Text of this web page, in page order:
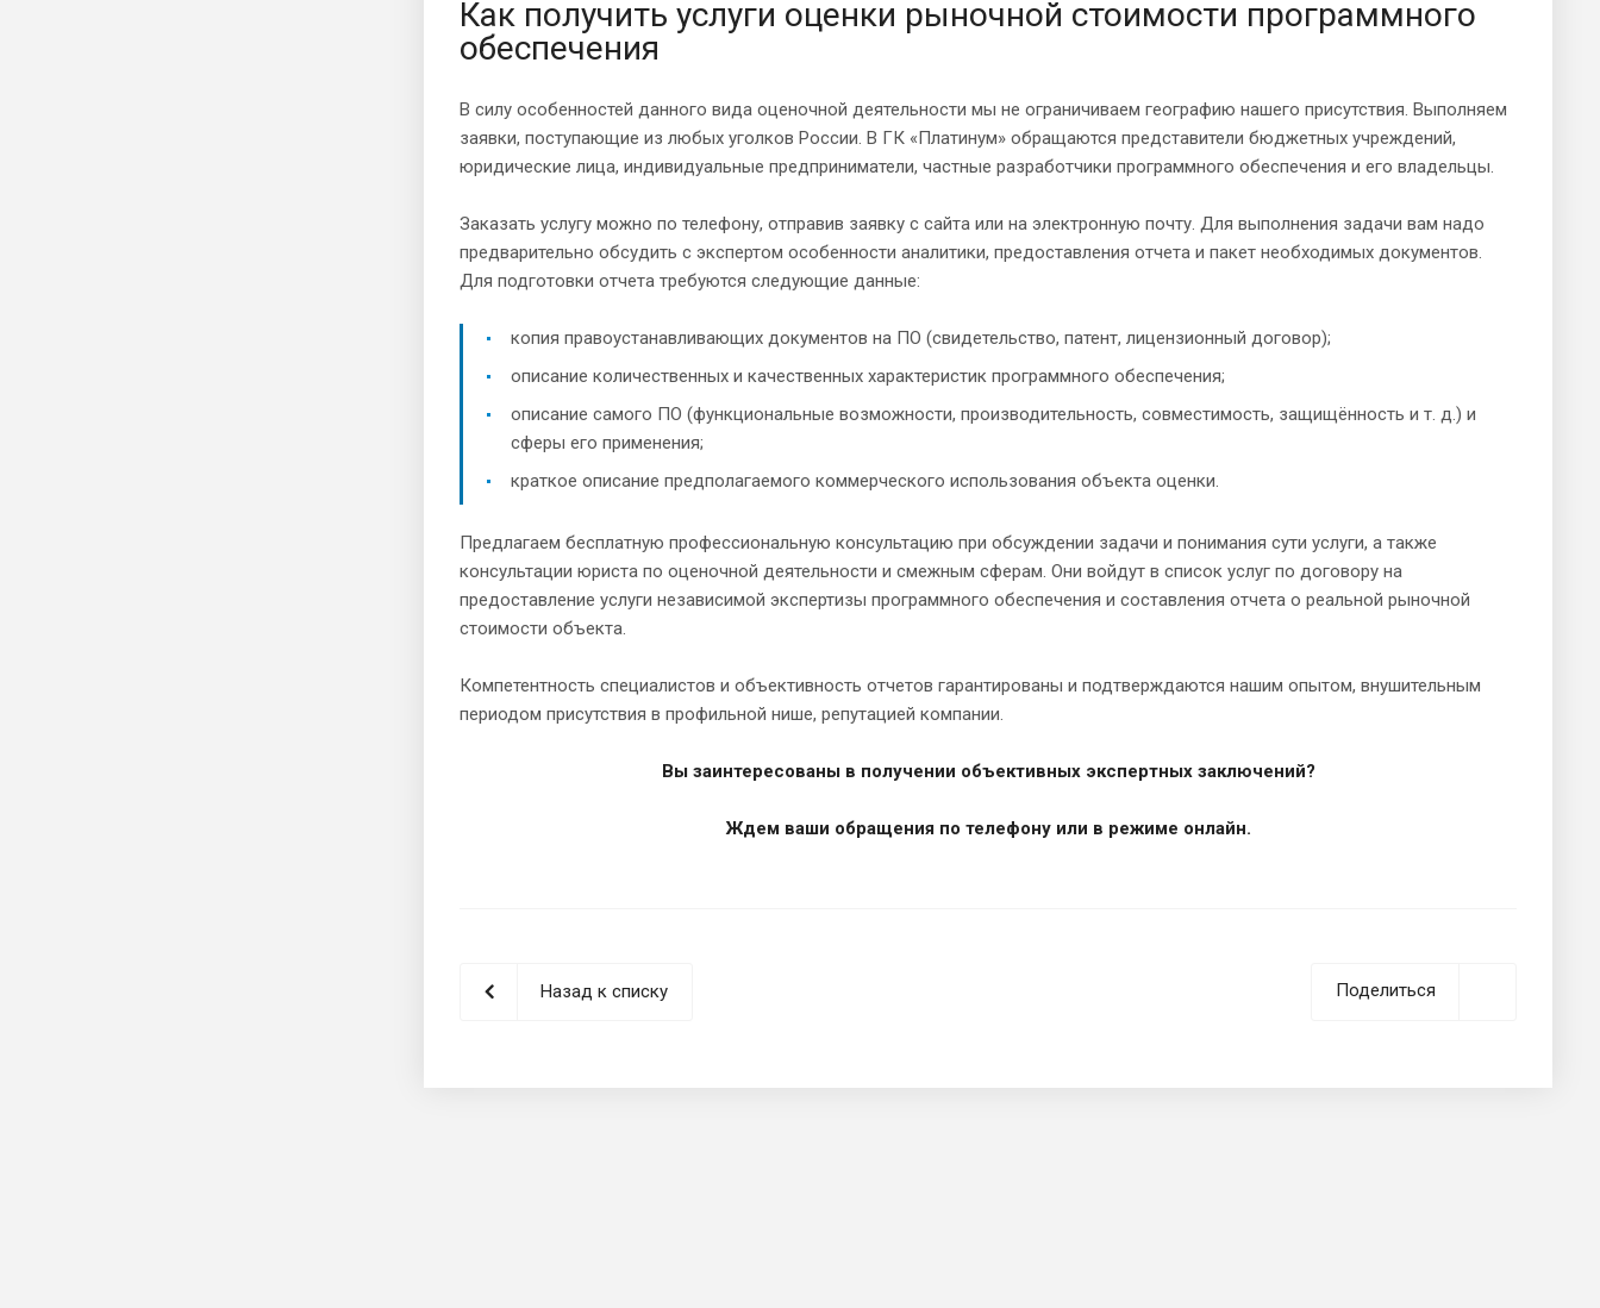
Как получить услуги оценки рыночной стоимости программного
обеспечения
В силу особенностей данного вида оценочной деятельности мы не ограничиваем географию нашего присутствия. Выполняем
заявки, поступающие из любых уголков России. В ГК «Платинум» обращаются представители бюджетных учреждений,
юридические лица, индивидуальные предприниматели, частные разработчики программного обеспечения и его владельцы.
Заказать услугу можно по телефону, отправив заявку с сайта или на электронную почту. Для выполнения задачи вам надо
предварительно обсудить с экспертом особенности аналитики, предоставления отчета и пакет необходимых документов.
Для подготовки отчета требуются следующие данные:
копия правоустанавливающих документов на ПО (свидетельство, патент, лицензионный договор);
описание количественных и качественных характеристик программного обеспечения;
описание самого ПО (функциональные возможности, производительность, совместимость, защищённость и т. д.) и
сферы его применения;
краткое описание предполагаемого коммерческого использования объекта оценки.
Предлагаем бесплатную профессиональную консультацию при обсуждении задачи и понимания сути услуги, а также
консультации юриста по оценочной деятельности и смежным сферам. Они войдут в список услуг по договору на
предоставление услуги независимой экспертизы программного обеспечения и составления отчета о реальной рыночной
стоимости объекта.
Компетентность специалистов и объективность отчетов гарантированы и подтверждаются нашим опытом, внушительным
периодом присутствия в профильной нише, репутацией компании.
Вы заинтересованы в получении объективных экспертных заключений?
Ждем ваши обращения по телефону или в режиме онлайн.
Поделиться
Назад к списку